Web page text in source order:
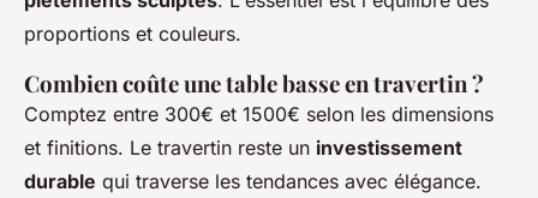
proportions et couleurs.
Combien coûte une table basse en travertin ?
Comptez entre 300€ et 1500€ selon les dimensions
et finitions. Le travertin reste un investissement
durable qui traverse les tendances avec élégance.